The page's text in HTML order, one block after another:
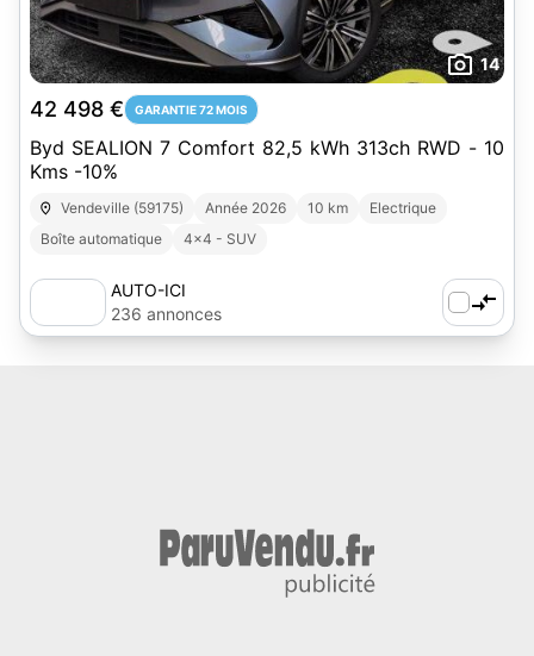
14
42 498 € GARANTIE 72 MOIS
Byd SEALION 7 Comfort 82,5 kWh 313ch RWD - 10
Kms -10%
Vendeville (59175) Année 2026 10 km
Electrique
Boîte automatique
4x4 - SUV
AUTO-ICI
236 annonces